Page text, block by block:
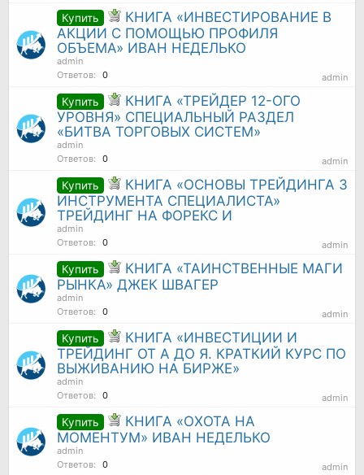
Купить
КНИГА «ИНВЕСТИРОВАНИЕ В
АКЦИИ С ПОМОЩЬЮ ПРОФИЛЯ
ОБЪЕМА» ИВАН НЕДЕЛЬКО
admin
Ответов:
0 admin
Купить
КНИГА «ТРЕЙДЕР 12-ОГО
УРОВНЯ» СПЕЦИАЛЬНЫЙ РАЗДЕЛ
«БИТВА ТОРГОВЫХ СИСТЕМ»
admin
Ответов:
0 admin
Купить
КНИГА «ОСНОВЫ ТРЕЙДИНГА 3
ИНСТРУМЕНТА СПЕЦИАЛИСТА»
ТРЕЙДИНГ НА ФОРЕКС И
admin
Ответов:
0 admin
Купить
КНИГА «ТАИНСТВЕННЫЕ МАГИ
РЫНКА» ДЖЕК ШВАГЕР
admin
Ответов:
0 admin
Купить
КНИГА «ИНВЕСТИЦИИ И
ТРЕЙДИНГ ОТ А ДО Я. КРАТКИЙ КУРС ПО
ВЫЖИВАНИЮ НА БИРЖЕ»
admin
Ответов:
0 admin
Купить
КНИГА «ОХОТА НА
МОМЕНТУМ» ИВАН НЕДЕЛЬКО
admin
Ответов:
0 admin